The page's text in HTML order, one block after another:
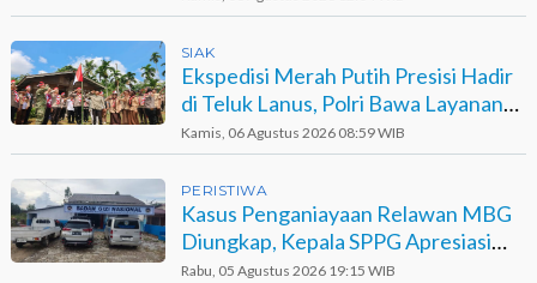
SIAK
Ekspedisi Merah Putih Presisi Hadir
di Teluk Lanus, Polri Bawa Layanan
dan Harapan
Kamis, 06 Agustus 2026 08:59 WIB
PERISTIWA
Kasus Penganiayaan Relawan MBG
Diungkap, Kepala SPPG Apresiasi
Kinerja Polisi
Rabu, 05 Agustus 2026 19:15 WIB